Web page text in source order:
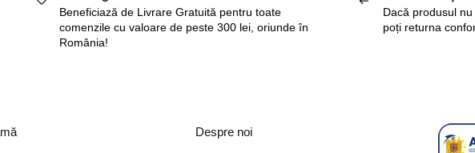
Beneficiază de Livrare Gratuită pentru toate
comenzile cu valoare de peste 300 lei, oriunde în
România!
Dacă produsul
poți returna
Despre noi